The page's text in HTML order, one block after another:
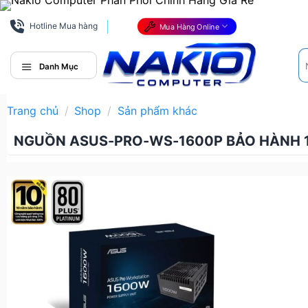
Bỏ
qua
dung
Hotline Mua hàng Mua Hàng Online
Danh Mục
Trang chủ / Shop / Sản phẩm khác
NGUỒN ASUS-PRO-WS-1600P BẢO HÀNH